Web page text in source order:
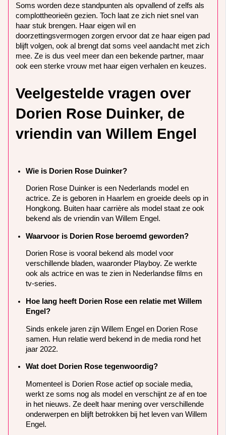
Soms worden deze standpunten als opvallend of zelfs als
complottheorieën gezien. Toch laat ze zich niet snel van
haar stuk brengen. Haar eigen wil en
doorzettingsvermogen zorgen ervoor dat ze haar eigen pad
blijft volgen, ook al brengt dat soms veel aandacht met zich
mee. Ze is dus veel meer dan een bekende partner, maar
ook een sterke vrouw met haar eigen verhalen en keuzes.
Veelgestelde vragen over
Dorien Rose Duinker, de
vriendin van Willem Engel
Wie is Dorien Rose Duinker?
Dorien Rose Duinker is een Nederlands model en
actrice. Ze is geboren in Haarlem en groeide deels op in
Hongkong. Buiten haar carrière als model staat ze ook
bekend als de vriendin van Willem Engel.
Waarvoor is Dorien Rose beroemd geworden?
Dorien Rose is vooral bekend als model voor
verschillende bladen, waaronder Playboy. Ze werkte
ook als actrice en was te zien in Nederlandse films en
tv-series.
Hoe lang heeft Dorien Rose een relatie met Willem
Engel?
Sinds enkele jaren zijn Willem Engel en Dorien Rose
samen. Hun relatie werd bekend in de media rond het
jaar 2022.
Wat doet Dorien Rose tegenwoordig?
Momenteel is Dorien Rose actief op sociale media,
werkt ze soms nog als model en verschijnt ze af en toe
in het nieuws. Ze deelt haar mening over verschillende
onderwerpen en blijft betrokken bij het leven van Willem
Engel.